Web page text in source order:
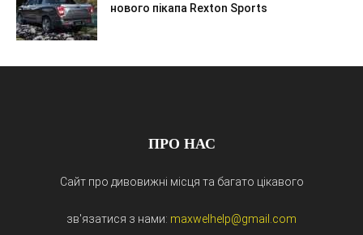
нового пікапа Rexton Sports
ПРО НАС
Сайт про дивовижні місця та багато цікавого
зв'язатися з нами: maxwelhelp@gmail.com